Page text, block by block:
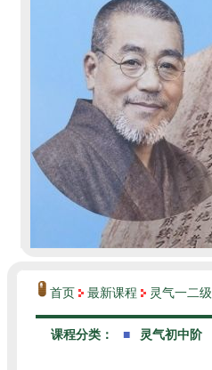
首页 最新课程 灵气一二级